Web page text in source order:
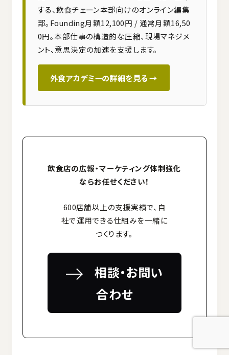
する、飲食チェーン本部向けのオンライン編集
部。Founding月額12,100円 / 通常月額16,50
0円。本部仕事の構造的な圧縮、現場マネジメ
ント、意思決定の加速を支援します。
外食アカデミーの詳細を見る →
飲食店の広報・マーケティング体制強化
ならお任せください！
600店舗以上の支援実績で、自
社で運用できる仕組みを一緒に
つくります。
相談・お問い
合わせ